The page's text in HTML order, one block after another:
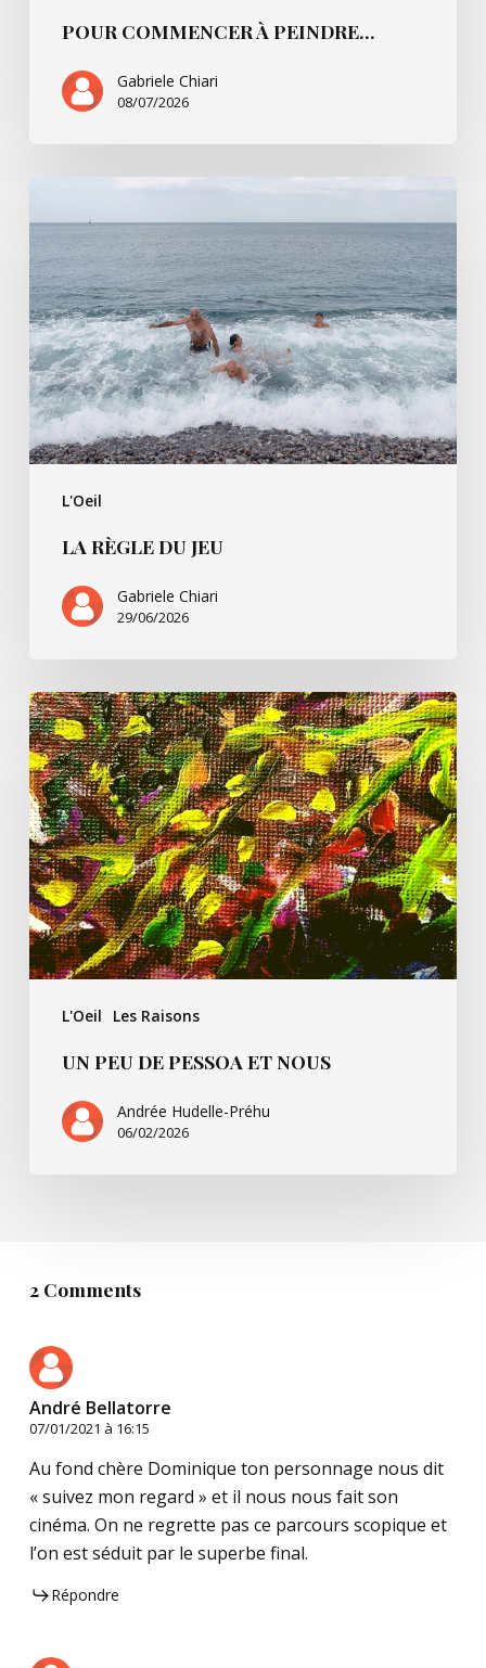
POUR COMMENCER À PEINDRE…
Gabriele Chiari
08/07/2026
L'Oeil
Règle
du
jeu
LA RÈGLE DU JEU
Gabriele Chiari
29/06/2026
L'Oeil Les Raisons
Un
peu
de
Pessoa
et
nous
UN PEU DE PESSOA ET NOUS
Andrée Hudelle-Préhu
06/02/2026
2 Comments
André Bellatorre
07/01/2021 à 16:15
Au fond chère Dominique ton personnage nous dit
« suivez mon regard » et il nous nous fait son
cinéma. On ne regrette pas ce parcours scopique et
l’on est séduit par le superbe final.
Répondre